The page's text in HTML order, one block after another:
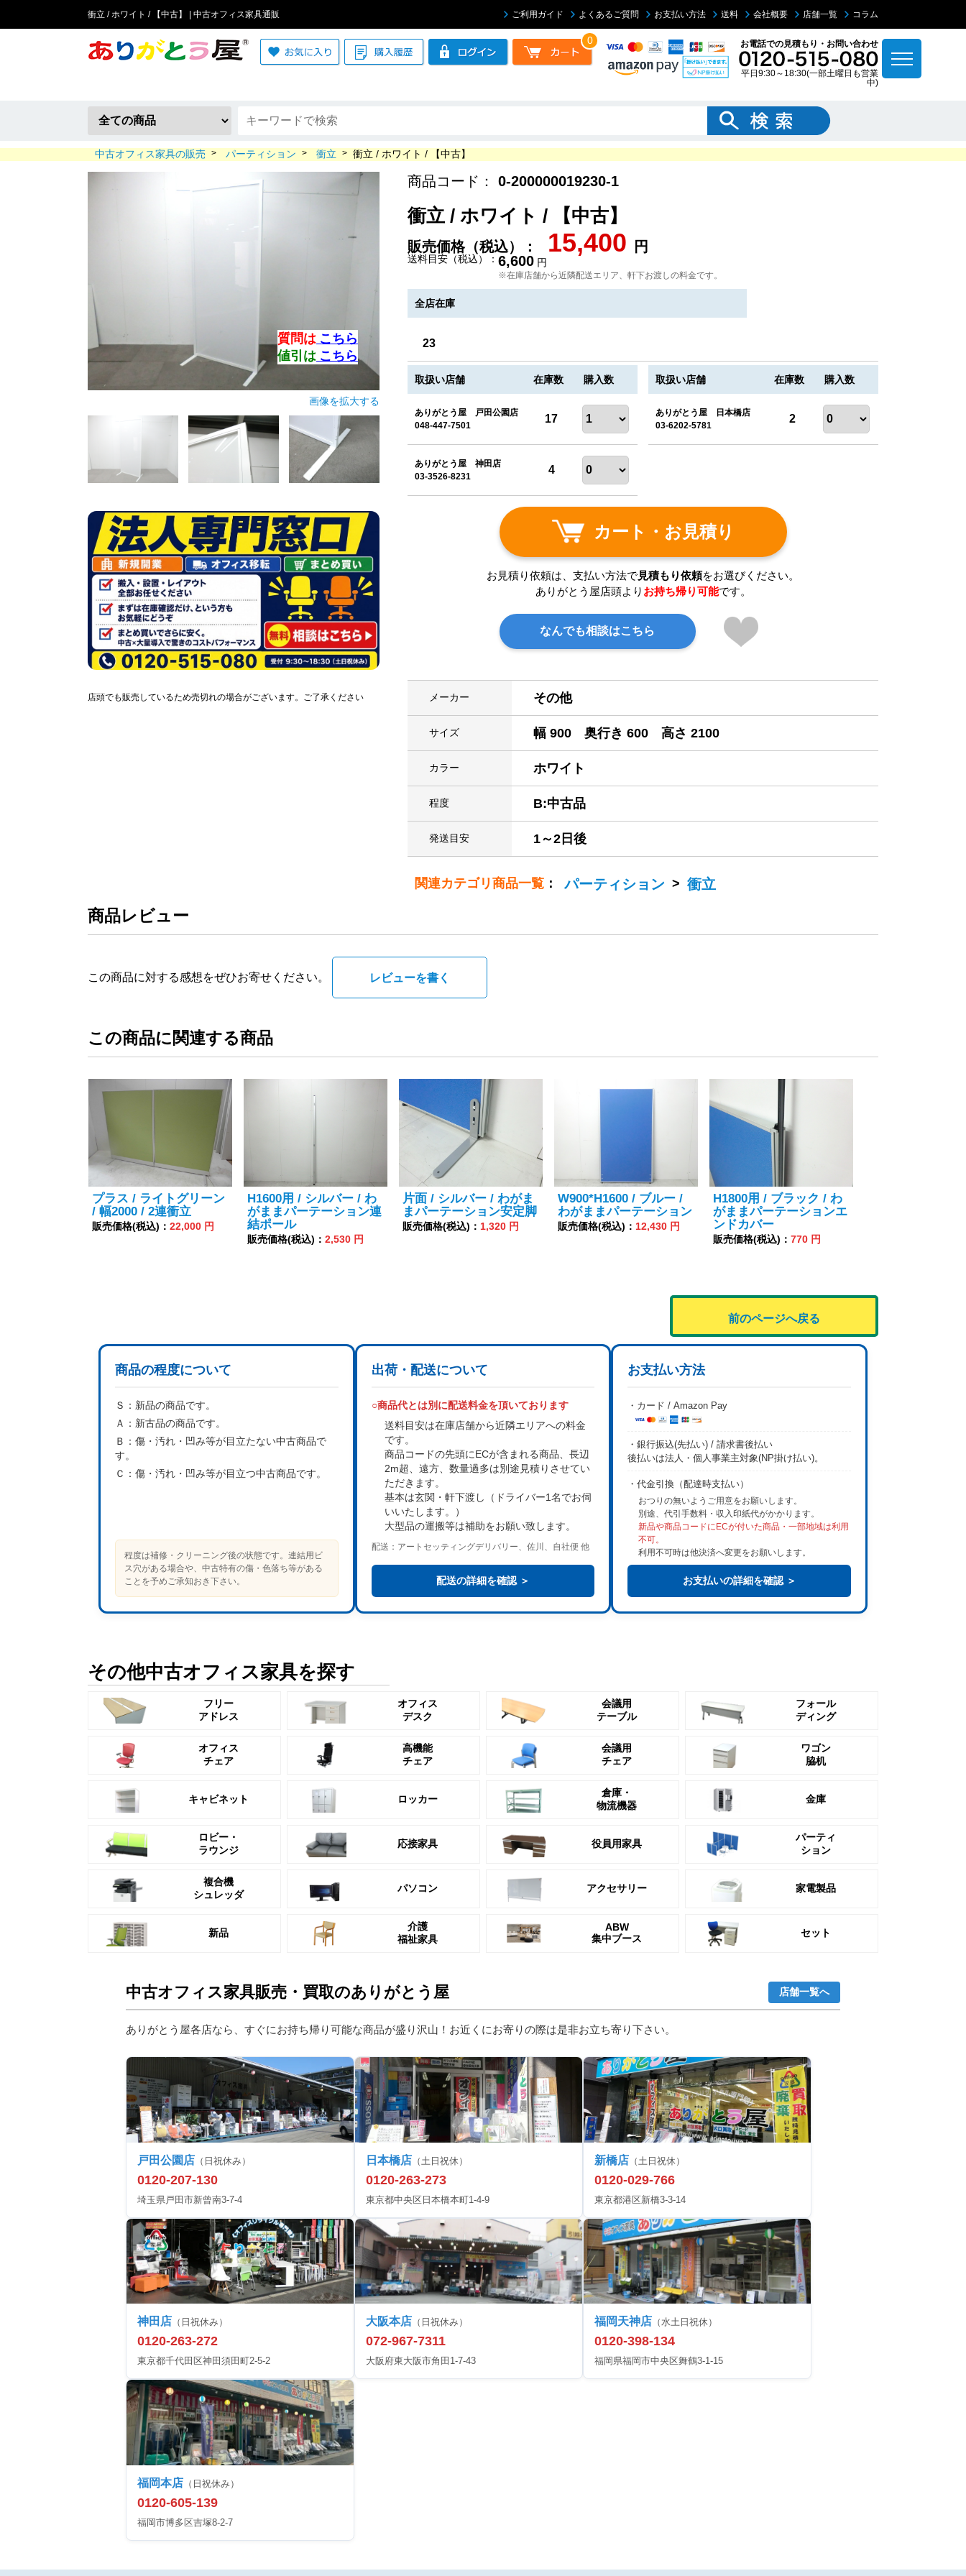
衝立 / ホワイト / 【中古】 | 中古オフィス家具通販 ご利用ガイド よくあるご質問 お支払い方法 送料 会社概要 店舗一覧 コラム
0 お電話での見積もり・お問い合わせ
平日9:30～18:30(一部土曜日も営業
中)
中古オフィス家具の販売 > パーティション > 衝立 > 衝立 / ホワイト / 【中古】
質問は こちら
値引は こちら
画像を拡大する
商品コード： 0-200000019230-1
衝立 / ホワイト / 【中古】
販売価格（税込）： 15,400 円
送料目安（税込）： 6,600 円
※在庫店舗から近隣配送エリア、軒下お渡しの料金です。
全店在庫
23
取扱い店舗 在庫数 購入数 取扱い店舗 在庫数 購入数
ありがとう屋 戸田公園店
048-447-7501
17
ありがとう屋 日本橋店
03-6202-5781
2
ありがとう屋 神田店
03-3526-8231
4
カート・お見積り
お見積り依頼は、支払い方法で見積もり依頼をお選びください。
ありがとう屋店頭より お持ち帰り可能です。
なんでも相談はこちら
メーカー その他
サイズ 幅 900 奥行き 600 高さ 2100
カラー ホワイト
程度 B:中古品
発送目安 1～2日後
関連カテゴリ商品一覧 ： パーティション > 衝立
店頭でも販売しているため売切れの場合がございます。ご了承ください
商品レビュー
この商品に対する感想をぜひお寄せください。 レビューを書く
この商品に関連する商品
プラス / ライトグリーン
/ 幅2000 / 2連衝立
販売価格(税込)： 22,000 円
H1600用 / シルバー / わ
がままパーテーション連
結ポール
販売価格(税込)： 2,530 円
片面 / シルバー / わがま
まパーテーション安定脚
販売価格(税込)： 1,320 円
W900*H1600 / ブルー /
わがままパーテーション
販売価格(税込)： 12,430 円
H1800用 / ブラック / わ
がままパーテーションエ
ンドカバー
販売価格(税込)： 770 円
前のページへ戻る
商品の程度について
Ｓ： 新品の商品です。
Ａ： 新古品の商品です。
Ｂ： 傷・汚れ・凹み等が目立たない中古商品で
す。
Ｃ： 傷・汚れ・凹み等が目立つ中古商品です。
程度は補修・クリーニング後の状態です。連結用ビ
ス穴がある場合や、中古特有の傷・色落ち等がある
ことを予めご承知おき下さい。
出荷・配送について
○商品代とは別に配送料金を頂いております
送料目安は在庫店舗から近隣エリアへの料金
です。
商品コードの先頭にECが含まれる商品、長辺
2m超、遠方、数量過多は別途見積り させてい
ただきます。
基本は玄関・軒下渡し
（ドライバー1名でお伺
いいたします。）
大型品の運搬等は補助をお願い致します。
配送：アートセッティングデリバリー、佐川、自社便 他
配送の詳細を確認 ＞
お支払い方法
・カード / Amazon Pay
・銀行振込(先払い) / 請求書後払い
後払いは法人・個人事業主対象(NP掛け払い)。
・代金引換（配達時支払い）
おつりの無いようご用意をお願いします。
別途、代引手数料・収入印紙代がかかります。
新品や商品コードにECが付いた商品・一部地域は利用
不可。
利用不可時は他決済へ変更をお願いします。
お支払いの詳細を確認 ＞
その他中古オフィス家具を探す
フリー
アドレス
オフィス
デスク
会議用
テーブル
フォール
ディング
オフィス
チェア
高機能
チェア
会議用
チェア
ワゴン
脇机
キャビネット ロッカー
倉庫・
物流機器
金庫
ロビー・
ラウンジ
応接家具 役員用家具
パーティ
ション
複合機
シュレッダ
パソコン アクセサリー 家電製品
新品
介護
福祉家具
ABW
集中ブース
セット
中古オフィス家具販売・買取のありがとう屋 店舗一覧へ
ありがとう屋各店なら、すぐにお持ち帰り可能な商品が盛り沢山！お近くにお寄りの際は是非お立ち寄り下さい。
戸田公園店 （日祝休み）
0120-207-130
埼玉県戸田市新曾南3-7-4
日本橋店 （土日祝休）
0120-263-273
東京都中央区日本橋本町1-4-9
新橋店 （土日祝休）
0120-029-766
東京都港区新橋3-3-14
神田店 （日祝休み）
0120-263-272
東京都千代田区神田須田町2-5-2
大阪本店 （日祝休み）
072-967-7311
大阪府東大阪市角田1-7-43
福岡天神店 （水土日祝休）
0120-398-134
福岡県福岡市中央区舞鶴3-1-15
福岡本店 （日祝休み）
0120-605-139
福岡市博多区吉塚8-2-7